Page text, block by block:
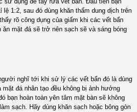
1:2, sau đó dùng khăn thấm dung dịch trên
rõ công dụng của giấm khi các vết bẩn
ăn mặt đá sẽ trở nên sạch sẽ và sáng bóng
nghĩ tới khi sử lý các vết bẩn đó là dùng
đá nhân tạo đều không bị ảnh hưởng
bạn hoàn toàn yên tâm mặt bàn sẽ không
sạch. Hãy dùng khăn sạch hoặc bông gòn